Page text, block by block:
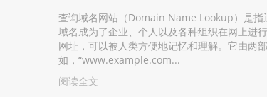
查询域名网站（Domain Name Lookup）是指
域名成为了企业、个人以及各种组织在网上进
网址，可以被人类方便地记忆和理解。它由两
如，“www.example.com...
阅读全文